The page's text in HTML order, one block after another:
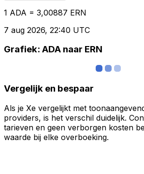
1 ADA = 3,00887 ERN
7 aug 2026, 22:40 UTC
Grafiek: ADA naar ERN
Vergelijk en bespaar
Als je Xe vergelijkt met
providers, is het verschil duidelijk.
tarieven en geen verborgen kosten
waarde bij elke overboeking.